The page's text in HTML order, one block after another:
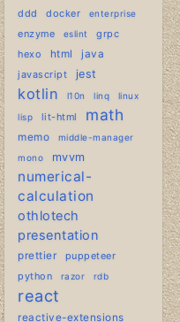
ddd
docker enterprise
enzyme eslint
grpc
hexo
html
java
javascript
jest
kotlin l10n linq
linux
lisp
lit-html math
memo
middle-manager
mono
mvvm
numerical-
calculation
othlotech
presentation
prettier
puppeteer
python
razor rdb
react
reactive-extensions